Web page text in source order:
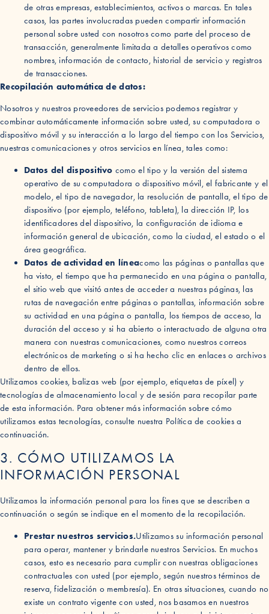
de otras empresas, establecimientos, activos o marcas. En tales
casos, las partes involucradas pueden compartir información
personal sobre usted con nosotros como parte del proceso de
transacción, generalmente limitada a detalles operativos como
nombres, información de contacto, historial de servicio y registros
de transacciones.
Recopilación automática de datos:
Nosotros y nuestros proveedores de servicios podemos registrar y
combinar automáticamente información sobre usted, su computadora o
dispositivo móvil y su interacción a lo largo del tiempo con los Servicios,
nuestras comunicaciones y otros servicios en línea, tales como:
Datos del dispositivo como el tipo y la versión del sistema
operativo de su computadora o dispositivo móvil, el fabricante y el
modelo, el tipo de navegador, la resolución de pantalla, el tipo de
dispositivo (por ejemplo, teléfono, tableta), la dirección IP, los
identificadores del dispositivo, la configuración de idioma e
información general de ubicación, como la ciudad, el estado o el
área geográfica.
Datos de actividad en líneacomo las páginas o pantallas que
ha visto, el tiempo que ha permanecido en una página o pantalla,
el sitio web que visitó antes de acceder a nuestras páginas, las
rutas de navegación entre páginas o pantallas, información sobre
su actividad en una página o pantalla, los tiempos de acceso, la
duración del acceso y si ha abierto o interactuado de alguna otra
manera con nuestras comunicaciones, como nuestros correos
electrónicos de marketing o si ha hecho clic en enlaces o archivos
dentro de ellos.
Utilizamos cookies, balizas web (por ejemplo, etiquetas de píxel) y
tecnologías de almacenamiento local y de sesión para recopilar parte
de esta información. Para obtener más información sobre cómo
utilizamos estas tecnologías, consulte nuestra Política de cookies a
continuación.
3. CÓMO UTILIZAMOS LA
INFORMACIÓN PERSONAL
Utilizamos la información personal para los fines que se describen a
continuación o según se indique en el momento de la recopilación.
Prestar nuestros servicios.Utilizamos su información personal
para operar, mantener y brindarle nuestros Servicios. En muchos
casos, esto es necesario para cumplir con nuestras obligaciones
contractuales con usted (por ejemplo, según nuestros términos de
reserva, fidelización o membresía). En otras situaciones, cuando no
existe un contrato vigente con usted, nos basamos en nuestros